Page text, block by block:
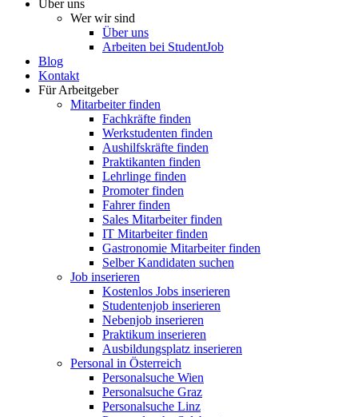
Über uns
Wer wir sind
Über uns
Arbeiten bei StudentJob
Blog
Kontakt
Für Arbeitgeber
Mitarbeiter finden
Fachkräfte finden
Werkstudenten finden
Aushilfskräfte finden
Praktikanten finden
Lehrlinge finden
Promoter finden
Fahrer finden
Sales Mitarbeiter finden
IT Mitarbeiter finden
Gastronomie Mitarbeiter finden
Selber Kandidaten suchen
Job inserieren
Kostenlos Jobs inserieren
Studentenjob inserieren
Nebenjob inserieren
Praktikum inserieren
Ausbildungsplatz inserieren
Personal in Österreich
Personalsuche Wien
Personalsuche Graz
Personalsuche Linz